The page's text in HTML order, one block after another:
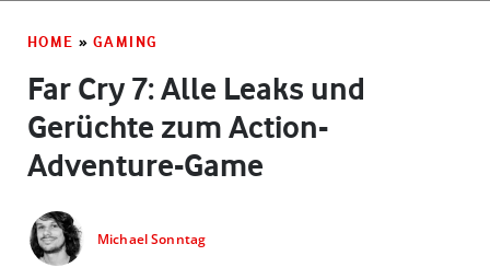
HOME » GAMING
Far Cry 7: Alle Leaks und
Gerüchte zum Action-
Adventure-Game
Michael Sonntag